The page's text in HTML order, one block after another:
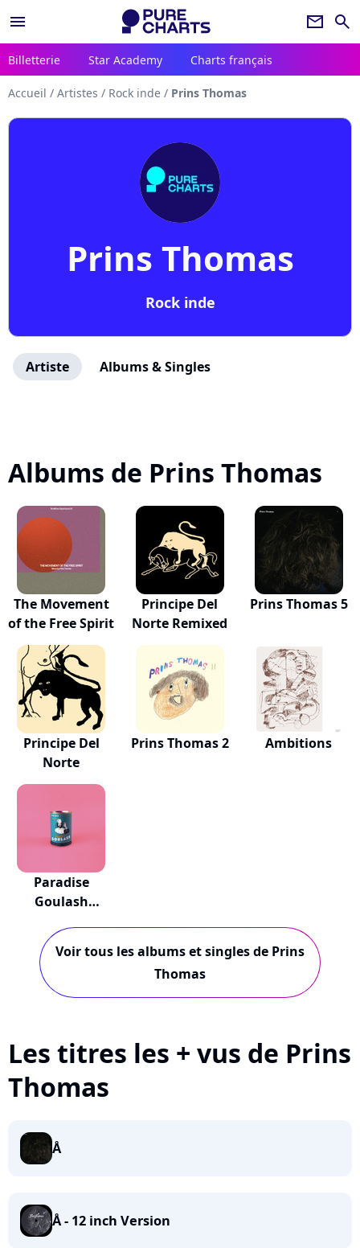
menu newsletter search
Billetterie Star Academy Charts français
Accueil / Artistes / Rock inde / Prins Thomas
Prins Thomas
Rock inde
Artiste Albums & Singles
Albums de Prins Thomas
The Movement
of the Free Spirit
Principe Del
Norte Remixed
Prins Thomas 5
Principe Del
Norte
Prins Thomas 2 Ambitions
Paradise
Goulash
Voir tous les albums et singles de Prins
Thomas
Les titres les + vus de Prins
Thomas
Å
Å - 12 inch Version